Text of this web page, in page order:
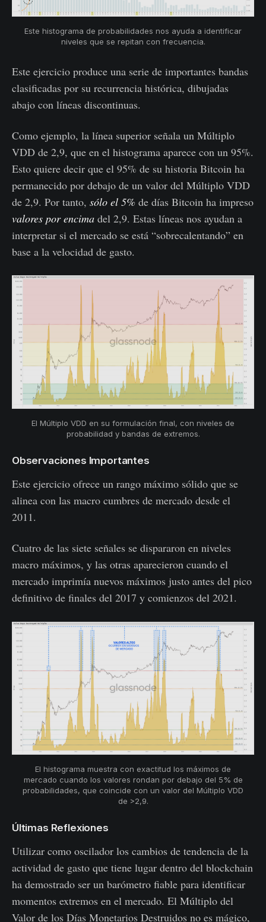
Este histograma de probabilidades nos ayuda a identificar
niveles que se repitan con frecuencia.
Este ejercicio produce una serie de importantes bandas
clasificadas por su recurrencia histórica, dibujadas
abajo con líneas discontinuas.
Como ejemplo, la línea superior señala un Múltiplo
VDD de 2,9, que en el histograma aparece con un 95%.
Esto quiere decir que el 95% de su historia Bitcoin ha
permanecido por debajo de un valor del Múltiplo VDD
de 2,9. Por tanto, sólo el 5% de días Bitcoin ha impreso
valores por encima del 2,9. Estas líneas nos ayudan a
interpretar si el mercado se está “sobrecalentando” en
base a la velocidad de gasto.
El Múltiplo VDD en su formulación final, con niveles de
probabilidad y bandas de extremos.
Observaciones Importantes
Este ejercicio ofrece un rango máximo sólido que se
alinea con las macro cumbres de mercado desde el
2011.
Cuatro de las siete señales se dispararon en niveles
macro máximos, y las otras aparecieron cuando el
mercado imprimía nuevos máximos justo antes del pico
definitivo de finales del 2017 y comienzos del 2021.
El histograma muestra con exactitud los máximos de
mercado cuando los valores rondan por debajo del 5% de
probabilidades, que coincide con un valor del Múltiplo VDD
de >2,9.
Últimas Reflexiones
Utilizar como oscilador los cambios de tendencia de la
actividad de gasto que tiene lugar dentro del blockchain
ha demostrado ser un barómetro fiable para identificar
momentos extremos en el mercado. El Múltiplo del
Valor de los Días Monetarios Destruidos no es mágico,